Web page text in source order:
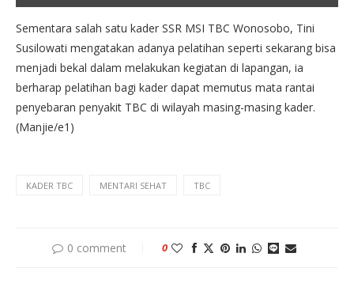
Sementara salah satu kader SSR MSI TBC Wonosobo, Tini
Susilowati mengatakan adanya pelatihan seperti sekarang bisa
menjadi bekal dalam melakukan kegiatan di lapangan, ia
berharap pelatihan bagi kader dapat memutus mata rantai
penyebaran penyakit TBC di wilayah masing-masing kader.
(Manjie/e1)
KADER TBC MENTARI SEHAT TBC
0 comment 0